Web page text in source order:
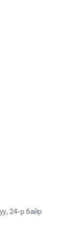
24-р байр